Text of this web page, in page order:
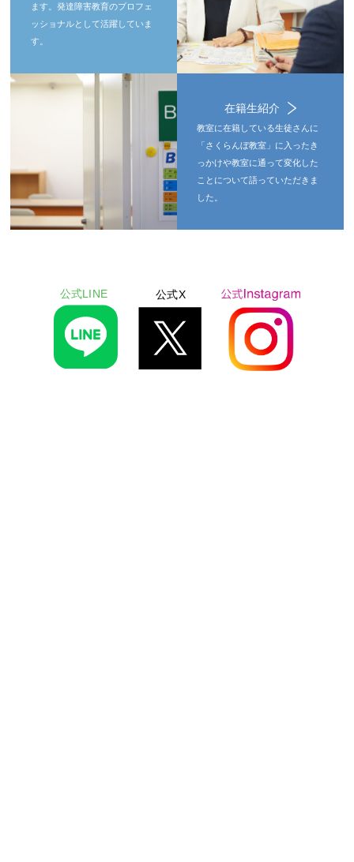
ます。発達障害教育のプロフェ
ッショナルとして活躍していま
す。
在籍生紹介
教室に在籍している生徒さんに
「さくらんぼ教室」に入ったき
っかけや教室に通って変化した
ことについて語っていただきま
した。